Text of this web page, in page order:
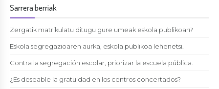
Sarrera berriak
Zergatik matrikulatu ditugu gure umeak eskola publikoan?
Eskola segregazioaren aurka, eskola publikoa lehenetsi.
Contra la segregación escolar, priorizar la escuela pública.
¿Es deseable la gratuidad en los centros concertados?